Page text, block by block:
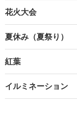
花火大会
夏休み（夏祭り）
紅葉
イルミネーション